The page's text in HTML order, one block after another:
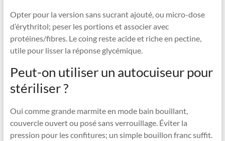
Opter pour la version sans sucrant ajouté, ou micro-dose
d’érythritol; peser les portions et associer avec
protéines/fibres. Le coing reste acide et riche en pectine,
utile pour lisser la réponse glycémique.
Peut-on utiliser un autocuiseur pour
stériliser ?
Oui comme grande marmite en mode bain bouillant,
couvercle ouvert ou posé sans verrouillage. Éviter la
pression pour les confitures; un simple bouillon franc suffit.